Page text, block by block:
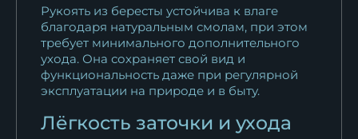
Рукоять из бересты устойчива к влаге
благодаря натуральным смолам, при этом
требует минимального дополнительного
ухода. Она сохраняет свой вид и
функциональность даже при регулярной
эксплуатации на природе и в быту.
Лёгкость заточки и ухода